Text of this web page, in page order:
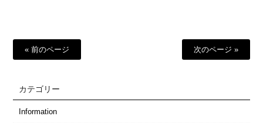
« 前のページ 次のページ »
カテゴリー
Information